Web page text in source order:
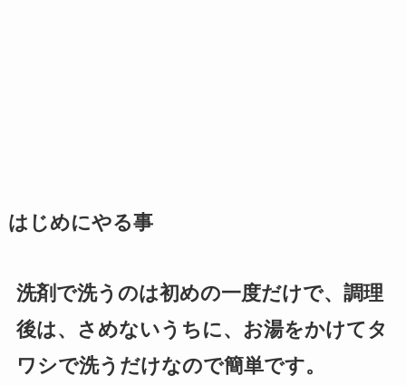
はじめにやる事
洗剤で洗うのは初めの一度だけで、調理
後は、さめないうちに、お湯をかけてタ
ワシで洗うだけなので簡単です。